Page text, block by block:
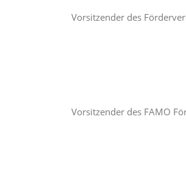
Vorsitzender des
Vorsitzender des FAMO